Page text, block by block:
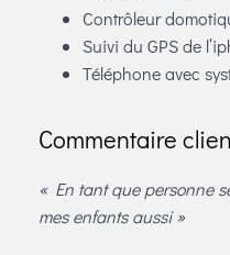
Contrôleur
Suivi du GPS de
Téléphone avec
Commentaire
« En tant que personne
mes enfants aussi »